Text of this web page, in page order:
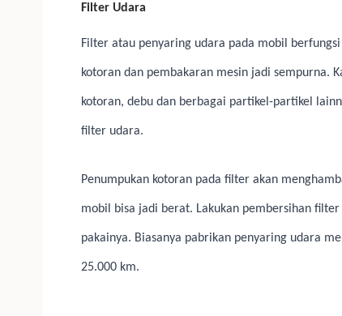
Filter Udara
Filter atau penyaring udara pada mobil
kotoran dan pembakaran mesin jadi sempurna.
kotoran, debu dan berbagai partikel-partikel
filter udara.
Penumpukan kotoran pada filter akan
mobil bisa jadi berat. Lakukan pembersihan
pakainya. Biasanya pabrikan penyaring udara
25.000 km.